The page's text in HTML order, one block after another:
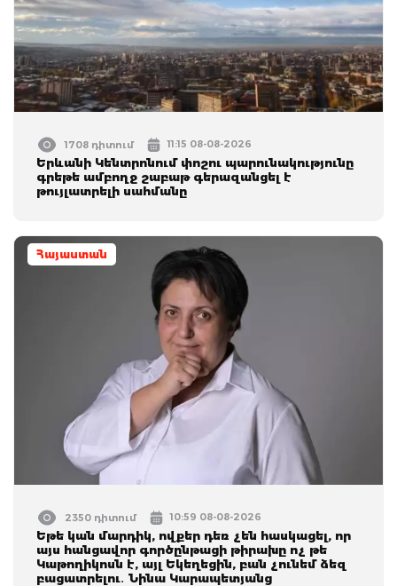
1708 դիտում 11:15 08-08-2026
Երևանի Կենտրոնում փոշու պարունակությունը
գրեթե ամբողջ շաբաթ գերազանցել է
թույլատրելի սահմանը
Հայաստան
2350 դիտում 10:59 08-08-2026
Եթե կան մարդիկ, ովքեր դեռ չեն հասկացել, որ
այս հանցավոր գործընթացի թիրախը ոչ թե
Կաթողիկոսն է, այլ Եկեղեցին, բան չունեմ ձեզ
բացատրելու․ Նինա Կարապետյանց